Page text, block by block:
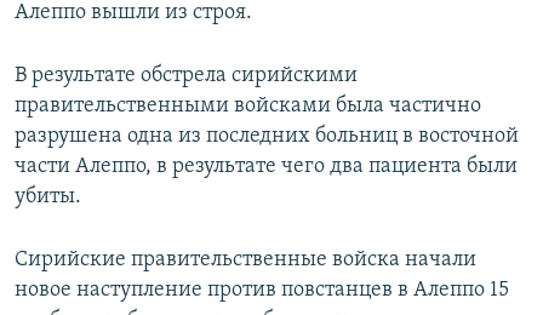
Алеппо вышли из строя.
В результате обстрела сирийскими
правительственными войсками была частично
разрушена одна из последних больниц в восточной
части Алеппо, в результате чего два пациента были
убиты.
Сирийские правительственные войска начали
новое наступление против повстанцев в Алеппо 15